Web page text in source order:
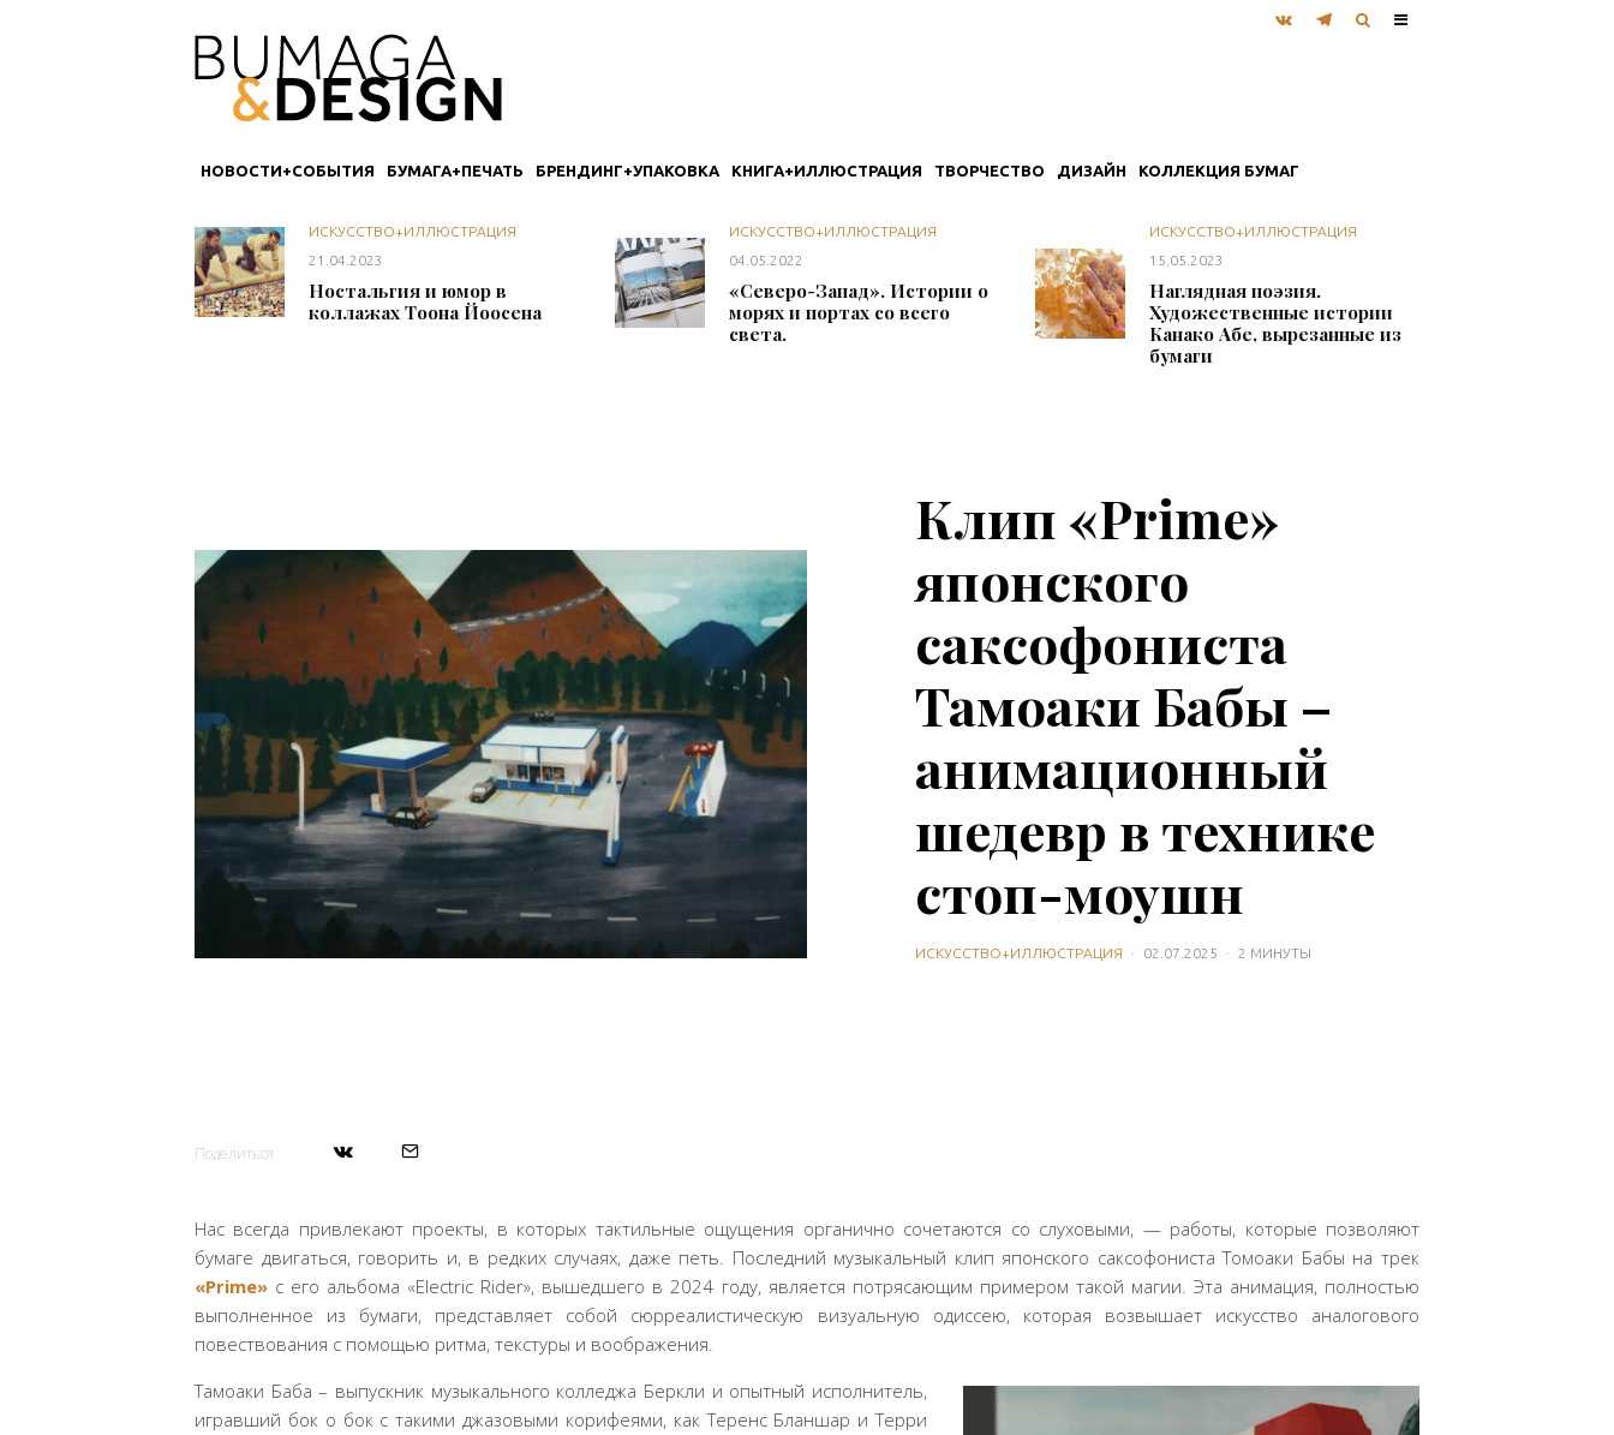
НОВОСТИ+СОБЫТИЯ БУМАГА+ПЕЧАТЬ БРЕНДИНГ+УПАКОВКА КНИГА+ИЛЛЮСТРАЦИЯ ТВОРЧЕСТВО ДИЗАЙН КОЛЛЕКЦИЯ БУМАГ
ИСКУССТВО+ИЛЛЮСТРАЦИЯ
21.04.2023
Ностальгия и юмор в
коллажах Тоона Йоосена
ИСКУССТВО+ИЛЛЮСТРАЦИЯ
04.05.2022
«Северо-Запад». Истории о
морях и портах со всего
света.
ИСКУССТВО+ИЛЛЮСТРАЦИЯ
15.05.2023
Наглядная поэзия.
Художественные истории
Канако Абе, вырезанные из
бумаги
Клип «Prime»
японского
саксофониста
Тамоаки Бабы –
анимационный
шедевр в технике
стоп-моушн
ИСКУССТВО+ИЛЛЮСТРАЦИЯ · 02.07.2025 · 2 МИНУТЫ
Поделиться
Нас всегда привлекают проекты, в которых тактильные ощущения органично сочетаются со слуховыми, — работы, которые позволяют
бумаге двигаться, говорить и, в редких случаях, даже петь. Последний музыкальный клип японского саксофониста Томоаки Бабы на трек
«Prime» с его альбома «Electric Rider», вышедшего в 2024 году, является потрясающим примером такой магии. Эта анимация, полностью
выполненное из бумаги, представляет собой сюрреалистическую визуальную одиссею, которая возвышает искусство аналогового
повествования с помощью ритма, текстуры и воображения.
Тамоаки Баба – выпускник музыкального колледжа Беркли и опытный исполнитель,
игравший бок о бок с такими джазовыми корифеями, как Теренс Бланшар и Терри